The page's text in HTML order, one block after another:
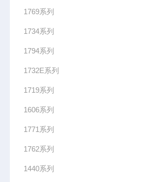
1769系列
1734系列
1794系列
1732E系列
1719系列
1606系列
1771系列
1762系列
1440系列